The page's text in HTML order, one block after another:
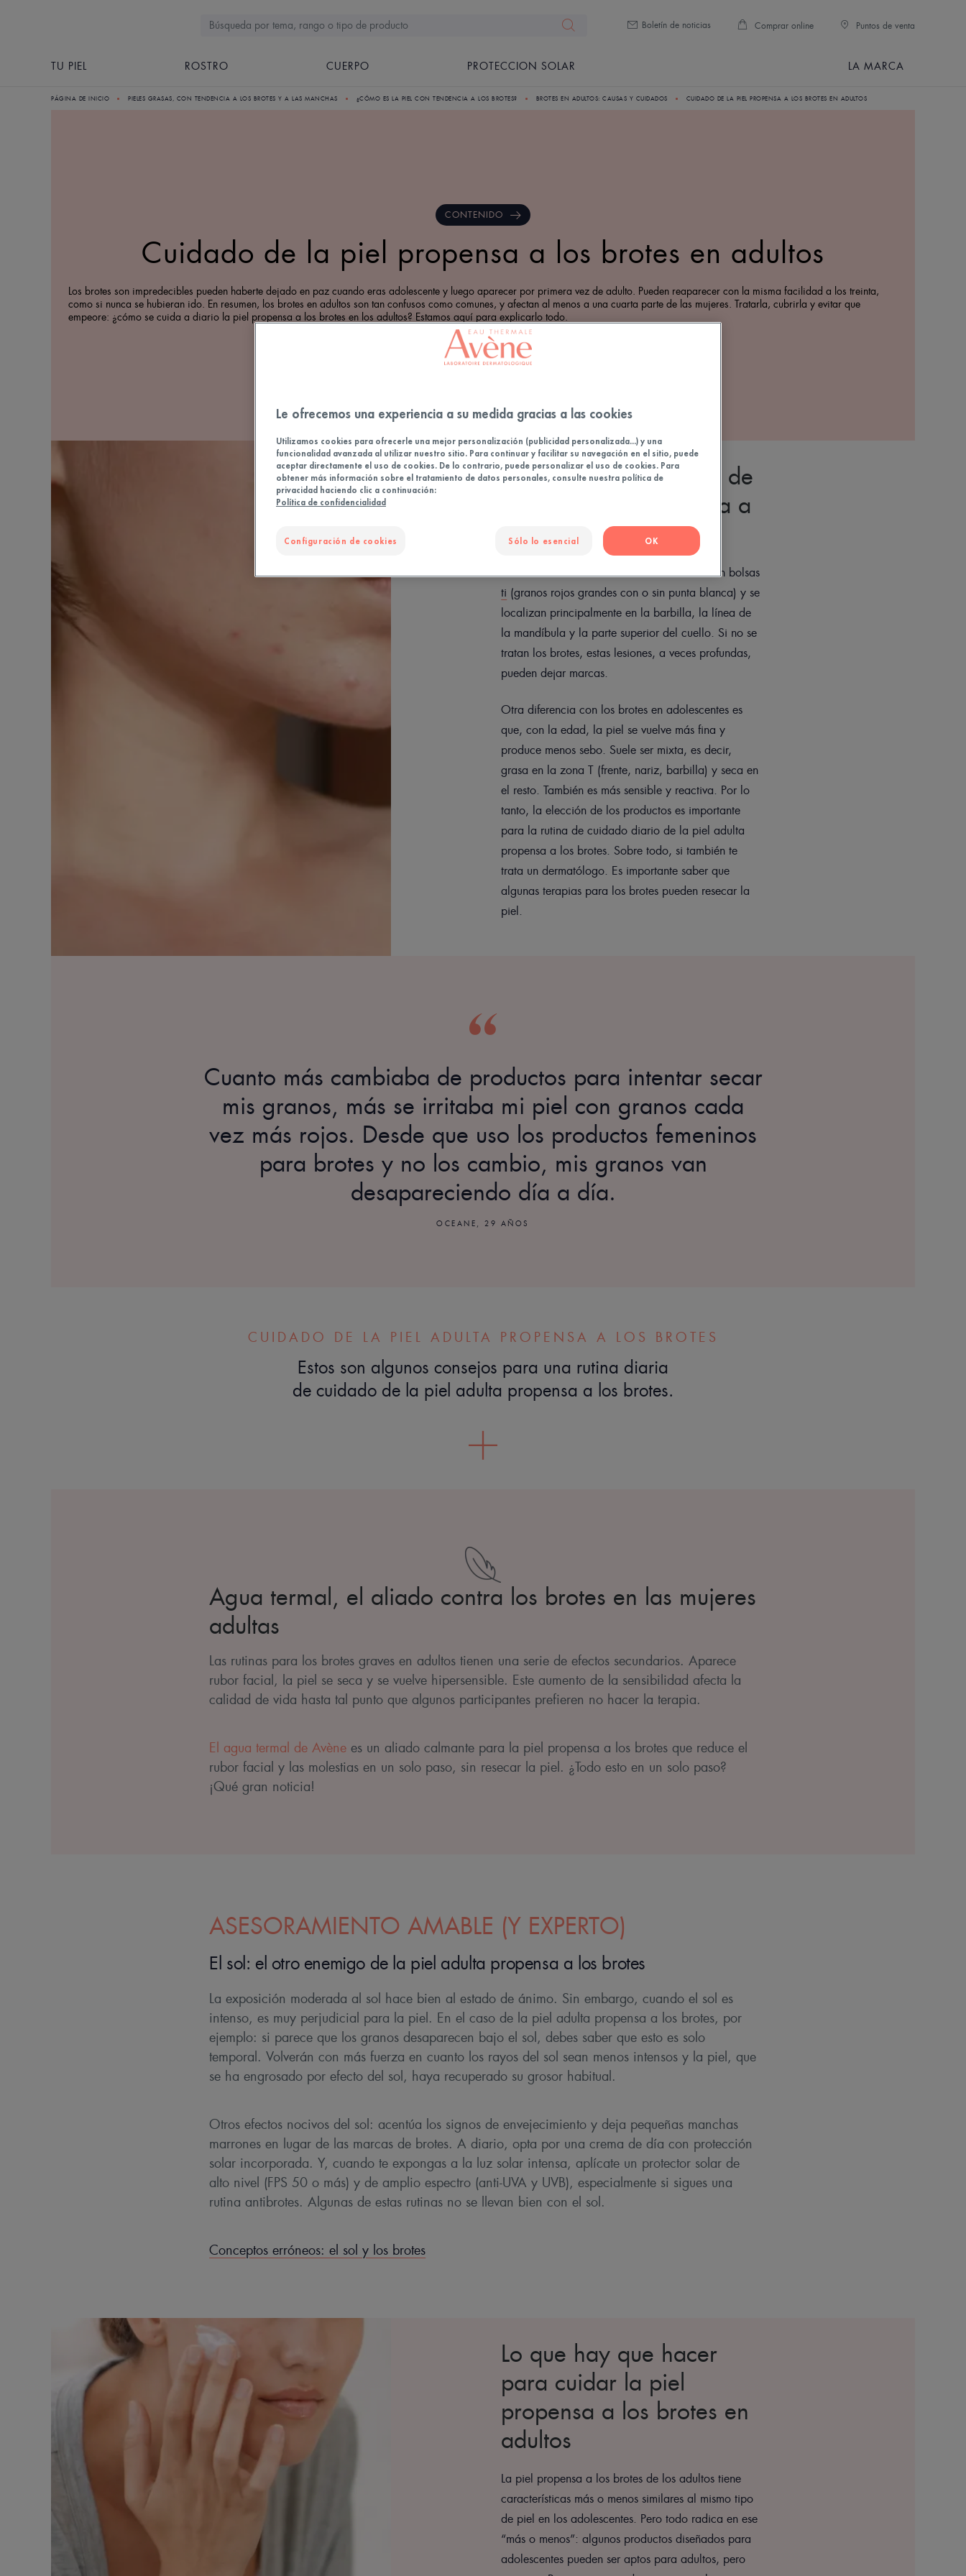
TU PIEL ROSTRO CUERPO PROTECCION SOLAR LA MARCA
Boletín de noticias Comprar online Puntos de venta
PÁGINA DE INICIO PIELES GRASAS, CON TENDENCIA A LOS BROTES Y A LAS MANCHAS ¿CÓMO ES LA PIEL CON TENDENCIA A LOS BROTES? BROTES EN ADULTOS: CAUSAS Y CUIDADOS CUIDADO DE LA PIEL PROPENSA A LOS BROTES EN ADULTOS
CONTENIDO
Cuidado de la piel propensa a los brotes en adultos
Los brotes son impredecibles pueden haberte dejado en paz cuando eras adolescente y luego aparecer por primera vez de adulto. Pueden reaparecer con la misma facilidad a los treinta,
como si nunca se hubieran ido. En resumen, los brotes en adultos son tan confusos como comunes, y afectan al menos a una cuarta parte de las mujeres. Tratarla, cubrirla y evitar que
empeore: ¿cómo se cuida a diario la piel propensa a los brotes en los adultos? Estamos aquí para explicarlo todo.
Brotes en adultos: causas y cuidados
Los rasgos específicos de
la piel adulta propensa a
los brotes
Los brotes en adultos son más bien brotes con bolsas
ti (granos rojos grandes con o sin punta blanca) y se
localizan principalmente en la barbilla, la línea de
la mandíbula y la parte superior del cuello. Si no se
tratan los brotes, estas lesiones, a veces profundas,
pueden dejar marcas.
Otra diferencia con los brotes en adolescentes es
que, con la edad, la piel se vuelve más fina y
produce menos sebo. Suele ser mixta, es decir,
grasa en la zona T (frente, nariz, barbilla) y seca en
el resto. También es más sensible y reactiva. Por lo
tanto, la elección de los productos es importante
para la rutina de cuidado diario de la piel adulta
propensa a los brotes. Sobre todo, si también te
trata un dermatólogo. Es importante saber que
algunas terapias para los brotes pueden resecar la
piel.
Cuanto más cambiaba de productos para intentar secar
mis granos, más se irritaba mi piel con granos cada
vez más rojos. Desde que uso los productos femeninos
para brotes y no los cambio, mis granos van
desapareciendo día a día.
OCEANE, 29 AÑOS
CUIDADO DE LA PIEL ADULTA PROPENSA A LOS BROTES
Estos son algunos consejos para una rutina diaria
de cuidado de la piel adulta propensa a los brotes.
Agua termal, el aliado contra los brotes en las mujeres
adultas
Las rutinas para los brotes graves en adultos tienen una serie de efectos secundarios. Aparece
rubor facial, la piel se seca y se vuelve hipersensible. Este aumento de la sensibilidad afecta la
calidad de vida hasta tal punto que algunos participantes prefieren no hacer la terapia.
El agua termal de Avène es un aliado calmante para la piel propensa a los brotes que reduce el
rubor facial y las molestias en un solo paso, sin resecar la piel. ¿Todo esto en un solo paso?
¡Qué gran noticia!
ASESORAMIENTO AMABLE (Y EXPERTO)
El sol: el otro enemigo de la piel adulta propensa a los brotes
La exposición moderada al sol hace bien al estado de ánimo. Sin embargo, cuando el sol es
intenso, es muy perjudicial para la piel. En el caso de la piel adulta propensa a los brotes, por
ejemplo: si parece que los granos desaparecen bajo el sol, debes saber que esto es solo
temporal. Volverán con más fuerza en cuanto los rayos del sol sean menos intensos y la piel, que
se ha engrosado por efecto del sol, haya recuperado su grosor habitual.
Otros efectos nocivos del sol: acentúa los signos de envejecimiento y deja pequeñas manchas
marrones en lugar de las marcas de brotes. A diario, opta por una crema de día con protección
solar incorporada. Y, cuando te expongas a la luz solar intensa, aplícate un protector solar de
alto nivel (FPS 50 o más) y de amplio espectro (anti-UVA y UVB), especialmente si sigues una
rutina antibrotes. Algunas de estas rutinas no se llevan bien con el sol.
Conceptos erróneos: el sol y los brotes
Lo que hay que hacer
para cuidar la piel
propensa a los brotes en
adultos
La piel propensa a los brotes de los adultos tiene
características más o menos similares al mismo tipo
de piel en los adolescentes. Pero todo radica en ese
“más o menos”: algunos productos diseñados para
adolescentes pueden ser aptos para adultos, pero
Le ofrecemos una experiencia a su medida gracias a las cookies
Utilizamos cookies para ofrecerle una mejor personalización (publicidad personalizada...) y una
funcionalidad avanzada al utilizar nuestro sitio. Para continuar y facilitar su navegación en el sitio, puede
aceptar directamente el uso de cookies. De lo contrario, puede personalizar el uso de cookies. Para
obtener más información sobre el tratamiento de datos personales, consulte nuestra política de
privacidad haciendo clic a continuación:
Política de confidencialidad
Configuración de cookies Sólo lo esencial OK